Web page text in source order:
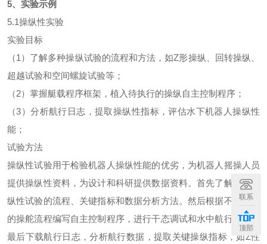
5、实验示例
5.1操纵性实验
实验目标
（1）了解多种操纵试验的流程和方法，如Z形操纵、回转操纵、
超越试验和空间螺旋试验等；
（2）掌握艇载程序框架，植入待执行的操纵自主控制程序；
（3）分析航行日志，提取操纵性指标，评估水下机器人操纵性
能；
试验方法
操纵性试验用于检验机器人操纵性能的优劣，为机器人摇操人员
提供操纵性资料，为设计和科研提供数据资料。首先了解标准操
纵性试验的流程、关键指标和数据分析方法。然后根据不同操纵
的操舵流程编写自主控制程序，进行干态调试和水中航行试验。
最后下载航行日志，分析航行数据，提取关键操纵指标，如Z性
联系
顶部